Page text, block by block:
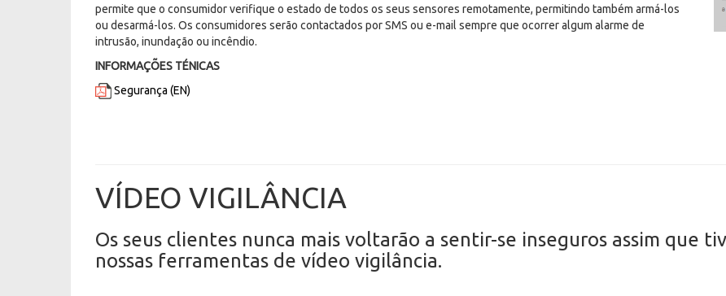
permite que o consumidor verifique o estado de todos os seus sensores remotamente, permitindo também armá-los
ou desarmá-los. Os consumidores serão contactados por SMS ou e-mail sempre que ocorrer algum alarme de
intrusão, inundação ou incêndio.
INFORMAÇÕES TÉNICAS
Segurança (EN)
VÍDEO VIGILÂNCIA
Os seus clientes nunca mais voltarão a sentir-se inseguros assim que
nossas ferramentas de vídeo vigilância.